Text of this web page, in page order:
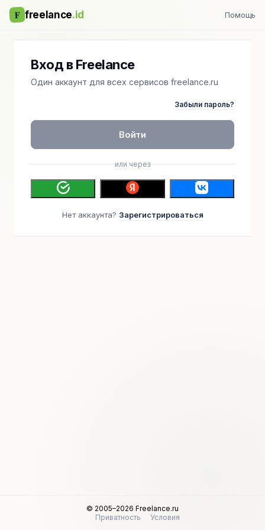
F freelance.id Помощь
Вход в Freelance
Один аккаунт для всех сервисов freelance.ru
Забыли пароль?
Войти
или через
Нет аккаунта? Зарегистрироваться
© 2005–2026 Freelance.ru
Приватность
Условия